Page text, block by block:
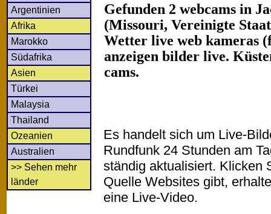
Argentinien
Afrika
Marokko
Südafrika
Asien
Türkei
Malaysia
Thailand
Ozeanien
Australien
>> Sehen mehr
länder
Gefunden 2 webcams in
(Missouri, Vereinigte
Wetter live web kameras
anzeigen bilder live.
cams.
Es handelt sich um Live-
Rundfunk 24 Stunden am
ständig aktualisiert. Klicken
Quelle Websites gibt,
eine Live-Video.